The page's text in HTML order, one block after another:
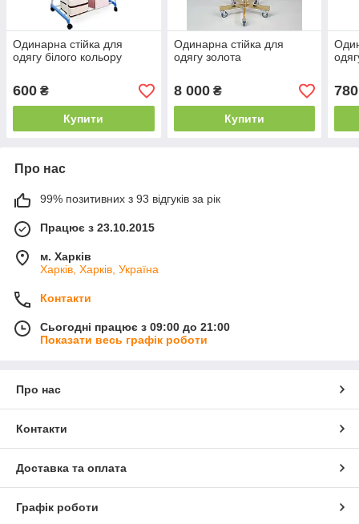
Одинарна стійка для
одягу білого кольору
600 ₴
Купити
Одинарна стійка для
одягу золота
8 000₴
Купити
780
Про нас
99% позитивних з 93 відгуків за рік
Працює з 23.10.2015
м. Харків
Харків, Харків, Україна
Контакти
Сьогодні працює з 09:00 до 21:00
Показати весь графік роботи
Про нас
Контакти
Доставка та оплата
Графік роботи